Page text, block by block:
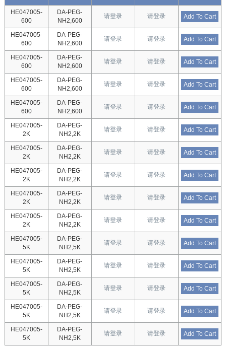
HE047005-
600
DA-PEG-
NH2,600
请登录 请登录 Add To Cart
HE047005-
600
DA-PEG-
NH2,600
请登录 请登录 Add To Cart
HE047005-
600
DA-PEG-
NH2,600
请登录 请登录 Add To Cart
HE047005-
600
DA-PEG-
NH2,600
请登录 请登录 Add To Cart
HE047005-
600
DA-PEG-
NH2,600
请登录 请登录 Add To Cart
HE047005-
2K
DA-PEG-
NH2,2K
请登录 请登录 Add To Cart
HE047005-
2K
DA-PEG-
NH2,2K
请登录 请登录 Add To Cart
HE047005-
2K
DA-PEG-
NH2,2K
请登录 请登录 Add To Cart
HE047005-
2K
DA-PEG-
NH2,2K
请登录 请登录 Add To Cart
HE047005-
2K
DA-PEG-
NH2,2K
请登录 请登录 Add To Cart
HE047005-
5K
DA-PEG-
NH2,5K
请登录 请登录 Add To Cart
HE047005-
5K
DA-PEG-
NH2,5K
请登录 请登录 Add To Cart
HE047005-
5K
DA-PEG-
NH2,5K
请登录 请登录 Add To Cart
HE047005-
5K
DA-PEG-
NH2,5K
请登录 请登录 Add To Cart
HE047005-
5K
DA-PEG-
NH2,5K
请登录 请登录 Add To Cart